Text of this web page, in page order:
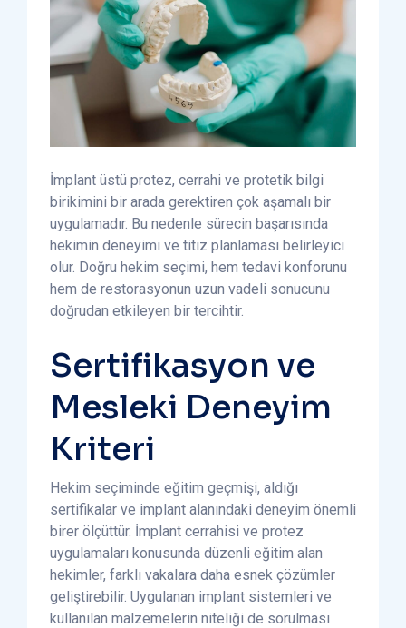
İmplant üstü protez, cerrahi ve protetik bilgi
birikimini bir arada gerektiren çok aşamalı bir
uygulamadır. Bu nedenle sürecin başarısında
hekimin deneyimi ve titiz planlaması belirleyici
olur. Doğru hekim seçimi, hem tedavi konforunu
hem de restorasyonun uzun vadeli sonucunu
doğrudan etkileyen bir tercihtir.
Sertifikasyon ve
Mesleki Deneyim
Kriteri
Hekim seçiminde eğitim geçmişi, aldığı
sertifikalar ve implant alanındaki deneyim önemli
birer ölçüttür. İmplant cerrahisi ve protez
uygulamaları konusunda düzenli eğitim alan
hekimler, farklı vakalara daha esnek çözümler
geliştirebilir. Uygulanan implant sistemleri ve
kullanılan malzemelerin niteliği de sorulması